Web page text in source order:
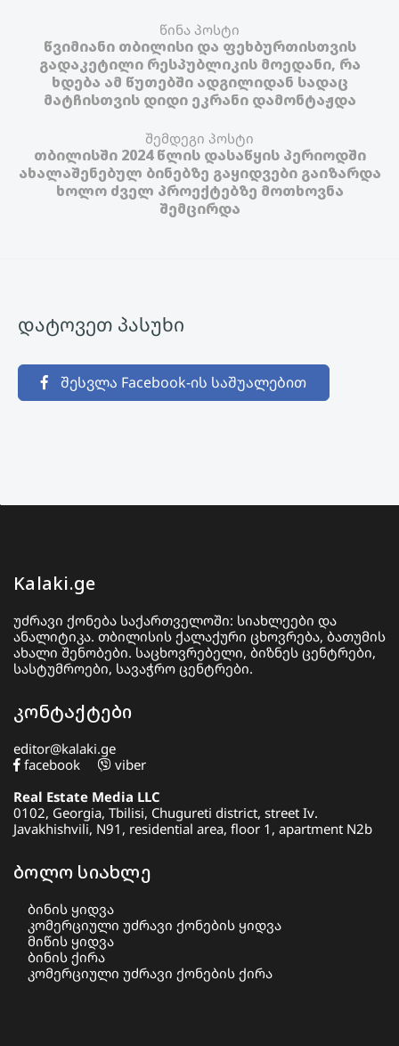
წინა პოსტი
წვიმიანი თბილისი და ფეხბურთისთვის
გადაკეტილი რესპუბლიკის მოედანი, რა
ხდება ამ წუთებში ადგილიდან სადაც
მატჩისთვის დიდი ეკრანი დამონტაჟდა
შემდეგი პოსტი
თბილისში 2024 წლის დასაწყის პერიოდში
ახალაშენებულ ბინებზე გაყიდვები გაიზარდა
ხოლო ძველ პროექტებზე მოთხოვნა
შემცირდა
დატოვეთ პასუხი
შესვლა Facebook-ის საშუალებით
Kalaki.ge
უძრავი ქონება საქართველოში: სიახლეები და
ანალიტიკა. თბილისის ქალაქური ცხოვრება, ბათუმის
ახალი შენობები. საცხოვრებელი, ბიზნეს ცენტრები,
სასტუმროები, სავაჭრო ცენტრები.
კონტაქტები
editor@kalaki.ge
facebook
viber
Real Estate Media LLC
0102, Georgia, Tbilisi, Chugureti district, street Iv.
Javakhishvili, N91, residential area, floor 1, apartment N2b
ბოლო სიახლე
ბინის ყიდვა
კომერციული უძრავი ქონების ყიდვა
მიწის ყიდვა
ბინის ქირა
კომერციული უძრავი ქონების ქირა